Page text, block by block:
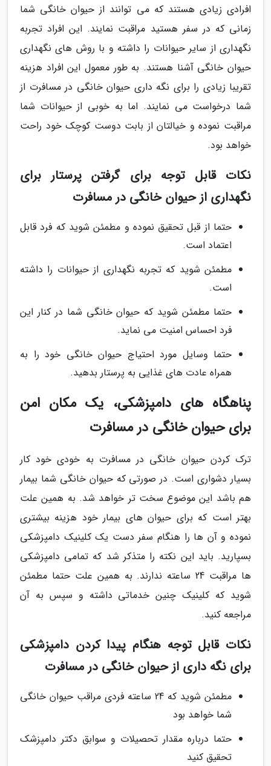
افرادی زیادی هستند که می توانند از حیوان خانگی شما
زمانی که در سفر هستید مراقبت نمایند. این افراد تجربه
نگهداری از سایر حیوانات را داشته و با روش های نگهداری
حیوان خانگی آشنا هستند. به طور معمول این افراد هزینه
تقریبا زیادی را برای نگه داری حیوان خانگی در مسافرت از
شما درخواست می نمایند. اما به خوبی از حیوانات شما
مراقبت نموده و خیالتان از بابت دوست کوچک خود راحت
خواهد بود.
نکات قابل توجه برای گرفتن پرستار برای
نگهداری از حیوان خانگی در مسافرت
حتما از قبل تحقیق نموده و مطمئن شوید که فرد قابل
اعتماد است.
مطمئن شوید که تجربه نگهداری از حیوانات را داشته
است.
حتما مطمئن شوید که حیوان خانگی شما در کنار این
فرد احساس امنیت می نماید.
حتما وسایل مورد احتیاج حیوان خانگی خود را به
همراه عادت های غذایی به پرستار بدهید.
پناهگاه های دامپزشکی، یک مکان امن
برای حیوان خانگی در مسافرت
ترک کردن حیوان خانگی در مسافرت به خودی خود کار
بسیار دشواری است. در صورتی که حیوان خانگی شما بیمار
هم باشد این موضوع سخت تر خواهد شد. به همین علت
بهتر است که برای حیوان های بیمار خود هزینه بیشتری
نموده و آن ها را هنگام سفر دست یک کلینیک دامپزشکی
بسپارید. باید این نکته را متذکر شد که تمامی دامپزشکی
ها مراقبت 24 ساعته ندارند. به همین علت حتما مطمئن
شوید که کلینیک چنین خدماتی داشته و سپس به آن
مراجعه کنید.
نکات قابل توجه هنگام پیدا کردن دامپزشکی
برای نگه داری از حیوان خانگی در مسافرت
مطمئن شوید که 24 ساعته فردی مراقب حیوان خانگی
شما خواهد بود
حتما درباره مقدار تحصیلات و سوابق دکتر دامپزشک
تحقیق کنید